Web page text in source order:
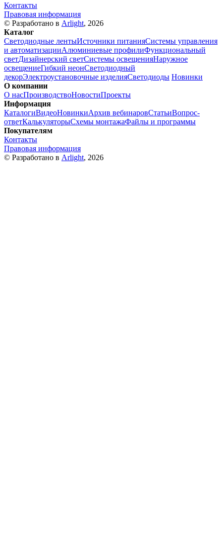
Контакты
Правовая информация
© Разработано в Arlight, 2026
Каталог
Светодиодные лентыИсточники питанияСистемы управления
и автоматизацииАлюминиевые профилиФункциональный
светДизайнерский светСистемы освещенияНаружное
освещениеГибкий неонСветодиодный
декорЭлектроустановочные изделияСветодиоды Новинки
О компании
О насПроизводствоНовостиПроекты
Информация
КаталогиВидеоНовинкиАрхив вебинаровСтатьиВопрос-
ответКалькуляторыСхемы монтажаФайлы и программы
Покупателям
Контакты
Правовая информация
© Разработано в Arlight, 2026